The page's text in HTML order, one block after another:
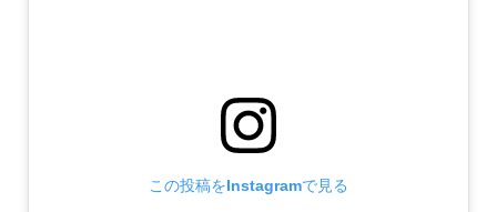
この投稿をInstagramで見る